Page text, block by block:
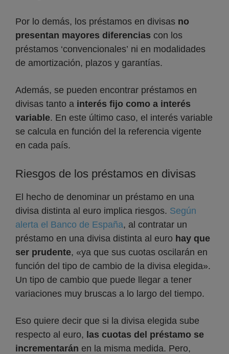
Por lo demás, los préstamos en divisas no
presentan mayores diferencias con los
préstamos ‘convencionales’ ni en modalidades
de amortización, plazos y garantías.
Además, se pueden encontrar préstamos en
divisas tanto a interés fijo como a interés
variable. En este último caso, el interés variable
se calcula en función del la referencia vigente
en cada país.
Riesgos de los préstamos en divisas
El hecho de denominar un préstamo en una
divisa distinta al euro implica riesgos. Según
alerta el Banco de España, al contratar un
préstamo en una divisa distinta al euro hay que
ser prudente, «ya que sus cuotas oscilarán en
función del tipo de cambio de la divisa elegida».
Un tipo de cambio que puede llegar a tener
variaciones muy bruscas a lo largo del tiempo.
Eso quiere decir que si la divisa elegida sube
respecto al euro, las cuotas del préstamo se
incrementarán en la misma medida. Pero,